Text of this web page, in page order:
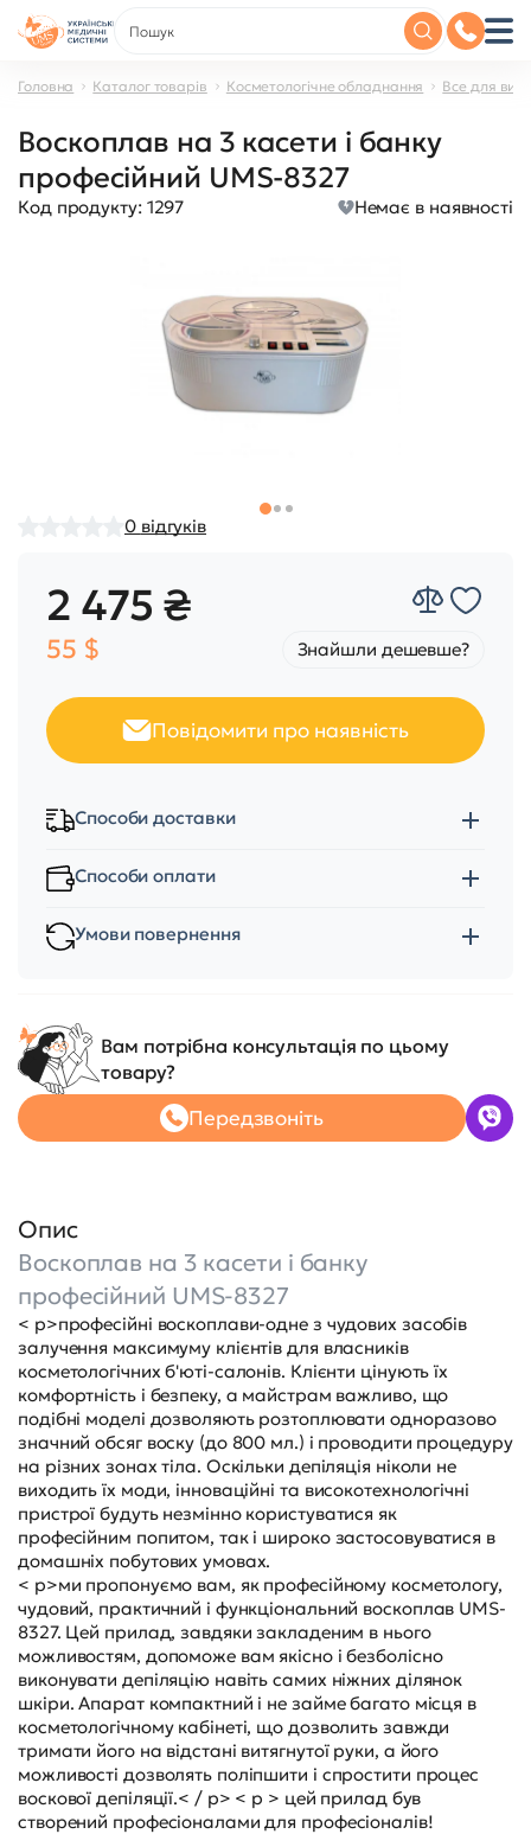
Головна Каталог товарів Косметологічне обладнання Все для
Воскоплав на 3 касети і банку
професійний UMS-8327
Код продукту: 1297 Немає в наявності
0 відгуків
2 475 ₴
55 $ Знайшли дешевше?
Повідомити про наявність
Способи доставки
Способи оплати
Умови повернення
Вам потрібна консультація по цьому
товару?
Передзвоніть
Опис
Воскоплав на 3 касети і банку
професійний UMS-8327
< p>професійні воскоплави-одне з чудових засобів
залучення максимуму клієнтів для власників
косметологічних б'юті-салонів. Клієнти цінують їх
комфортність і безпеку, а майстрам важливо, що
подібні моделі дозволяють розтоплювати одноразово
значний обсяг воску (до 800 мл.) і проводити процедуру
на різних зонах тіла. Оскільки депіляція ніколи не
виходить їх моди, інноваційні та високотехнологічні
пристрої будуть незмінно користуватися як
професійним попитом, так і широко застосовуватися в
домашніх побутових умовах.
< p>ми пропонуємо вам, як професійному косметологу,
чудовий, практичний і функціональний воскоплав UMS-
8327. Цей прилад, завдяки закладеним в нього
можливостям, допоможе вам якісно і безболісно
виконувати депіляцію навіть самих ніжних ділянок
шкіри. Апарат компактний і не займе багато місця в
косметологічному кабінеті, що дозволить завжди
тримати його на відстані витягнутої руки, а його
можливості дозволять поліпшити і спростити процес
воскової депіляції.< / p> < p > цей прилад був
створений професіоналами для професіоналів!